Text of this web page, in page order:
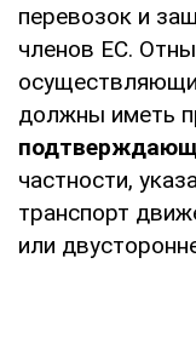
перевозок и
членов ЕС.
должны иметь
частности,
транспорт
или